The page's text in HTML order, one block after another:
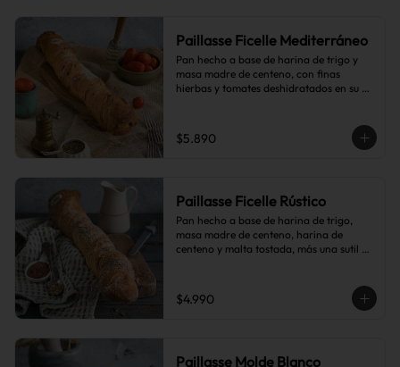
Paillasse Ficelle Mediterráneo
Pan hecho a base de harina de trigo y
masa madre de centeno, con finas
hierbas y tomates deshidratados en su
$5.890
Paillasse Ficelle Rústico
Pan hecho a base de harina de trigo,
masa madre de centeno, harina de
centeno y malta tostada, más una sutil
tostado y frutos secos.
$4.990
Paillasse Molde Blanco